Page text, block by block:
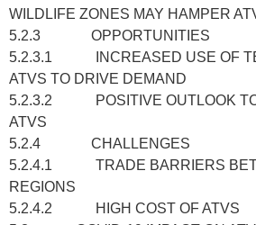
WILDLIFE ZONES MAY HAMPER
5.2.3 OPPORTUNITIES
5.2.3.1 INCREASED USE OF
ATVS TO DRIVE DEMAND
5.2.3.2 POSITIVE OUTLOOK
ATVS
5.2.4 CHALLENGES
5.2.4.1 TRADE BARRIERS
REGIONS
5.2.4.2 HIGH COST OF ATVS